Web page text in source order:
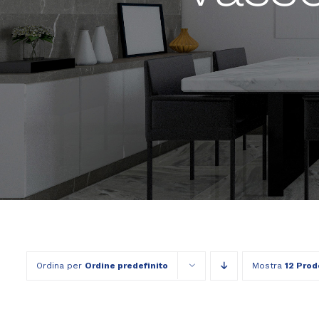
Ordina per Ordine predefinito Mostra 12